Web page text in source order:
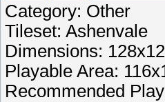
Category: Other
Tileset: Ashenvale
Dimensions:
Playable Area:
Recommended